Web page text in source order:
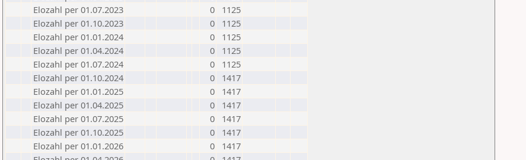
Elozahl per 01.07.2023
0
1125
Elozahl per 01.10.2023
0
1125
Elozahl per 01.01.2024
0
1125
Elozahl per 01.04.2024
0
1125
Elozahl per 01.07.2024
0
1125
Elozahl per 01.10.2024
0
1417
Elozahl per 01.01.2025
0
1417
Elozahl per 01.04.2025
0
1417
Elozahl per 01.07.2025
0
1417
Elozahl per 01.10.2025
0
1417
Elozahl per 01.01.2026
0
1417